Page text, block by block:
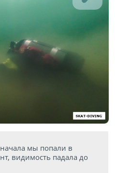
мы попали в
видимость падала до